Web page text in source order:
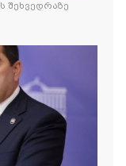
შეხვედრაზე